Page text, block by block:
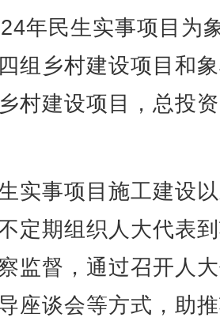
年民生实事项目为
组乡村建设项目和
村建设项目，总投
事项目施工建设
定期组织人大代表
监督，通过召开人
座谈会等方式，助